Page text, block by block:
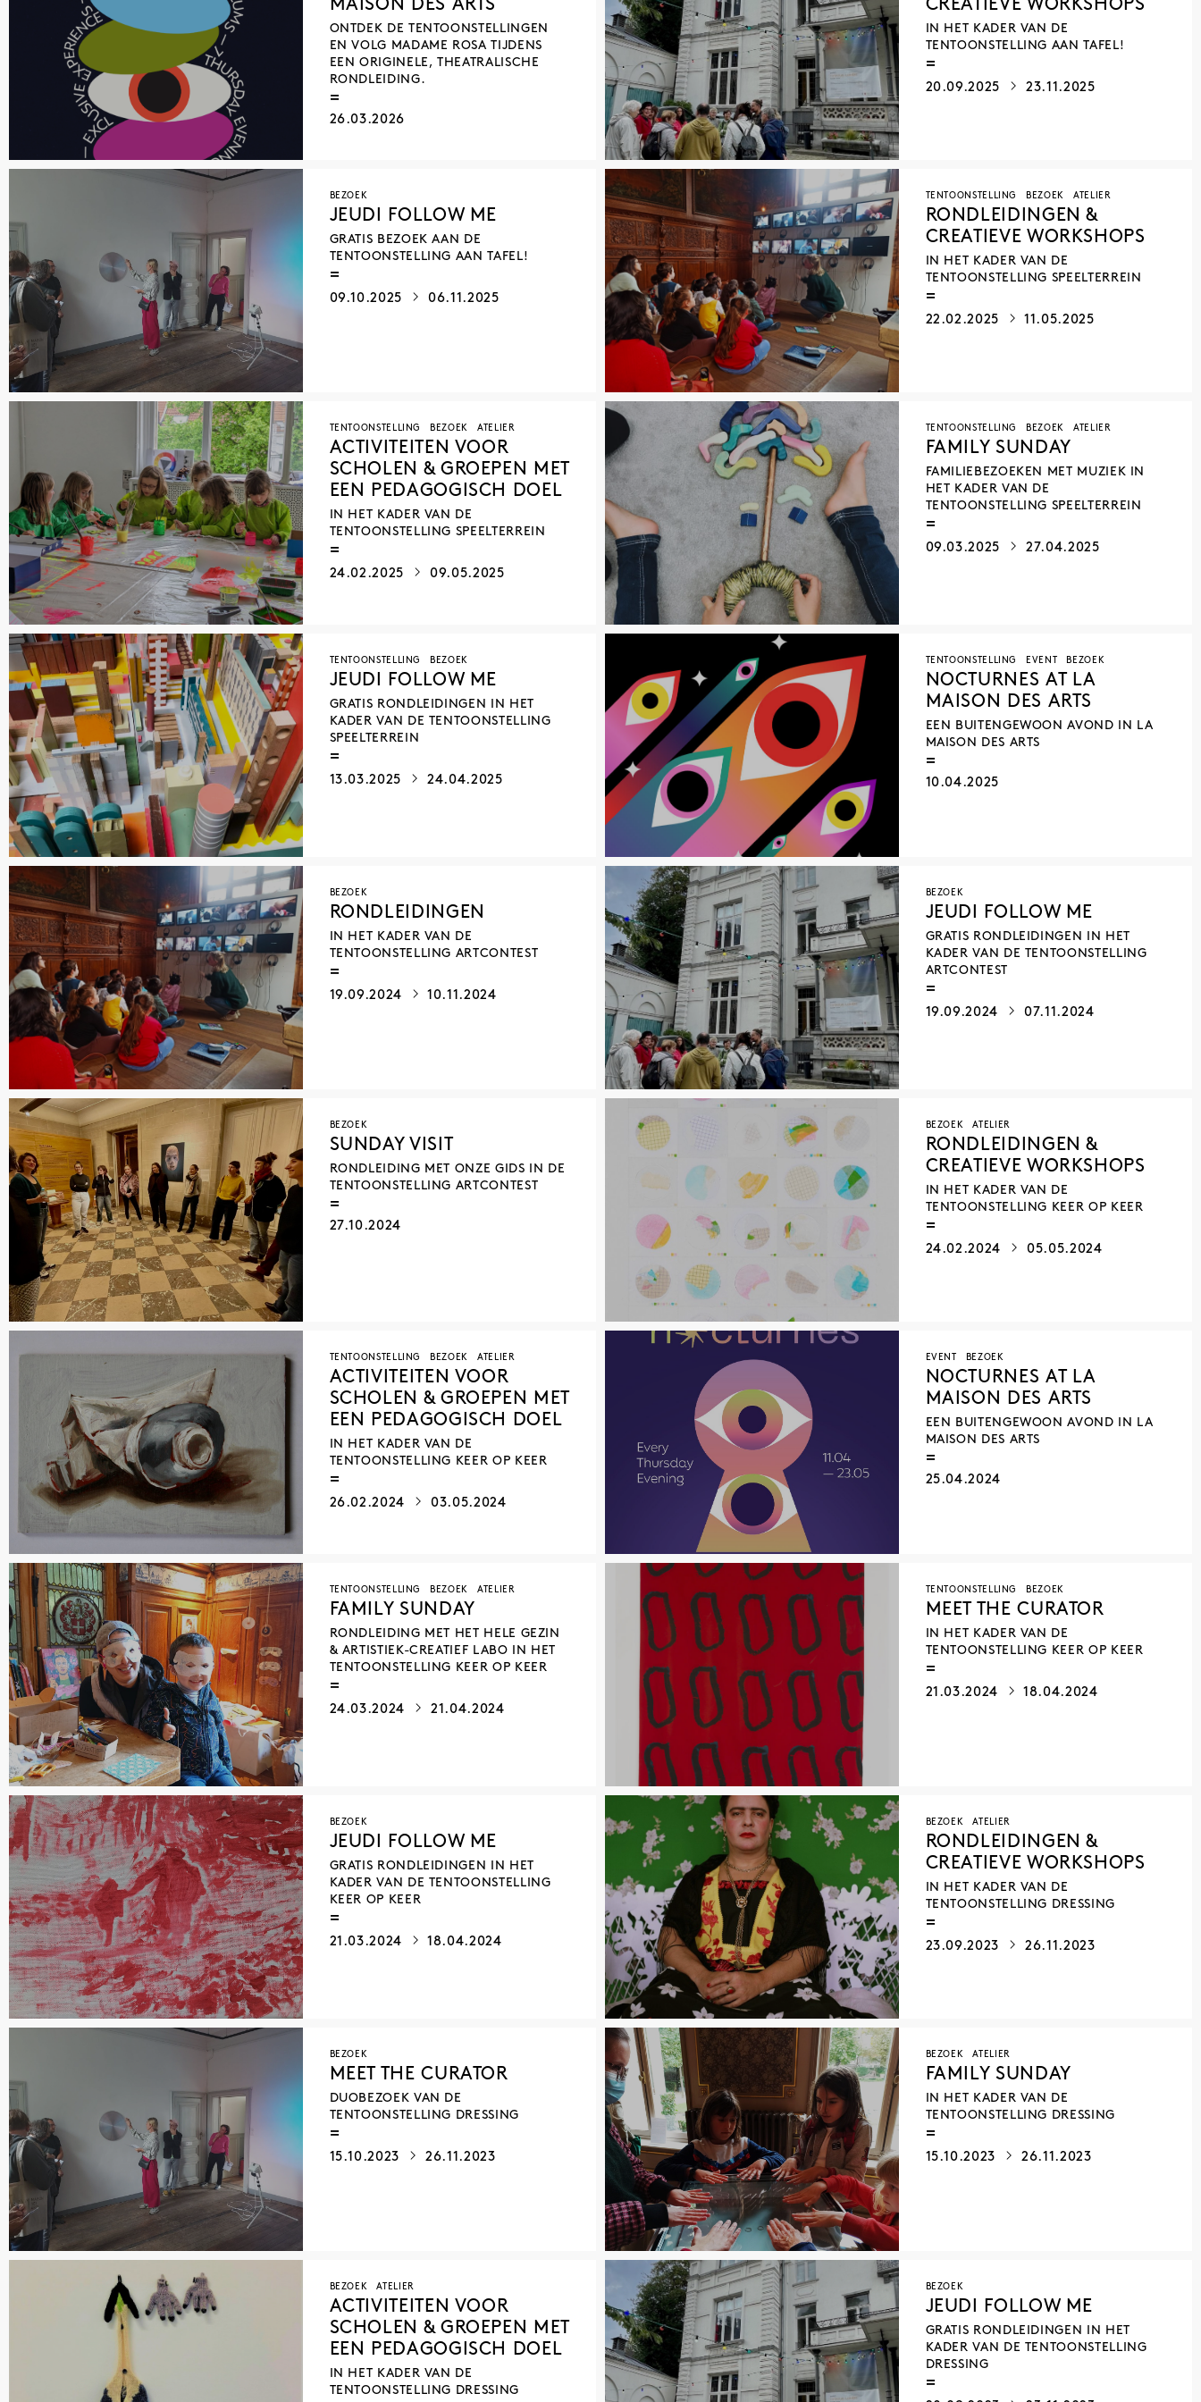
PATRIMOINE À ROULETTES
ROMANE ISKARIA
MAISON DES ARTS
ONTDEK DE TENTOONSTELLINGEN
EN VOLG MADAME ROSA TIJDENS
EEN ORIGINELE, THEATRALISCHE
RONDLEIDING.
26.03.2026
CREATIEVE WORKSHOPS
IN HET KADER VAN DE
TENTOONSTELLING AAN TAFEL!
20.09.2025 23.11.2025
BEZOEK
JEUDI FOLLOW ME
GRATIS BEZOEK AAN DE
TENTOONSTELLING AAN TAFEL!
09.10.2025 06.11.2025
TENTOONSTELLING BEZOEK ATELIER
RONDLEIDINGEN &
CREATIEVE WORKSHOPS
IN HET KADER VAN DE
TENTOONSTELLING SPEELTERREIN
22.02.2025 11.05.2025
TENTOONSTELLING BEZOEK ATELIER
ACTIVITEITEN VOOR
SCHOLEN & GROEPEN MET
EEN PEDAGOGISCH DOEL
IN HET KADER VAN DE
TENTOONSTELLING SPEELTERREIN
24.02.2025 09.05.2025
TENTOONSTELLING BEZOEK ATELIER
FAMILY SUNDAY
FAMILIEBEZOEKEN MET MUZIEK IN
HET KADER VAN DE
TENTOONSTELLING SPEELTERREIN
09.03.2025 27.04.2025
TENTOONSTELLING BEZOEK
JEUDI FOLLOW ME
GRATIS RONDLEIDINGEN IN HET
KADER VAN DE TENTOONSTELLING
SPEELTERREIN
13.03.2025 24.04.2025
TENTOONSTELLING EVENT BEZOEK
NOCTURNES AT LA
MAISON DES ARTS
EEN BUITENGEWOON AVOND IN LA
MAISON DES ARTS
10.04.2025
BEZOEK
RONDLEIDINGEN
IN HET KADER VAN DE
TENTOONSTELLING ARTCONTEST
19.09.2024 10.11.2024
BEZOEK
JEUDI FOLLOW ME
GRATIS RONDLEIDINGEN IN HET
KADER VAN DE TENTOONSTELLING
ARTCONTEST
19.09.2024 07.11.2024
BEZOEK
SUNDAY VISIT
RONDLEIDING MET ONZE GIDS IN DE
TENTOONSTELLING ARTCONTEST
27.10.2024
BEZOEK ATELIER
RONDLEIDINGEN &
CREATIEVE WORKSHOPS
IN HET KADER VAN DE
TENTOONSTELLING KEER OP KEER
24.02.2024 05.05.2024
TENTOONSTELLING BEZOEK ATELIER
ACTIVITEITEN VOOR
SCHOLEN & GROEPEN MET
EEN PEDAGOGISCH DOEL
IN HET KADER VAN DE
TENTOONSTELLING KEER OP KEER
26.02.2024 03.05.2024
EVENT BEZOEK
NOCTURNES AT LA
MAISON DES ARTS
EEN BUITENGEWOON AVOND IN LA
MAISON DES ARTS
25.04.2024
TENTOONSTELLING BEZOEK ATELIER
FAMILY SUNDAY
RONDLEIDING MET HET HELE GEZIN
& ARTISTIEK-CREATIEF LABO IN HET
TENTOONSTELLING KEER OP KEER
24.03.2024 21.04.2024
TENTOONSTELLING BEZOEK
MEET THE CURATOR
IN HET KADER VAN DE
TENTOONSTELLING KEER OP KEER
21.03.2024 18.04.2024
BEZOEK
JEUDI FOLLOW ME
GRATIS RONDLEIDINGEN IN HET
KADER VAN DE TENTOONSTELLING
KEER OP KEER
21.03.2024 18.04.2024
BEZOEK ATELIER
RONDLEIDINGEN &
CREATIEVE WORKSHOPS
IN HET KADER VAN DE
TENTOONSTELLING DRESSING
23.09.2023 26.11.2023
BEZOEK
MEET THE CURATOR
DUOBEZOEK VAN DE
TENTOONSTELLING DRESSING
15.10.2023 26.11.2023
BEZOEK ATELIER
FAMILY SUNDAY
IN HET KADER VAN DE
TENTOONSTELLING DRESSING
15.10.2023 26.11.2023
BEZOEK ATELIER
ACTIVITEITEN VOOR
SCHOLEN & GROEPEN MET
EEN PEDAGOGISCH DOEL
IN HET KADER VAN DE
TENTOONSTELLING DRESSING
BEZOEK
JEUDI FOLLOW ME
GRATIS RONDLEIDINGEN IN HET
KADER VAN DE TENTOONSTELLING
DRESSING